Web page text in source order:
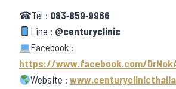
☎Tel : 083-859-9966
Line : @centuryclinic
Facebook :
https://www.facebook.com/
Website :